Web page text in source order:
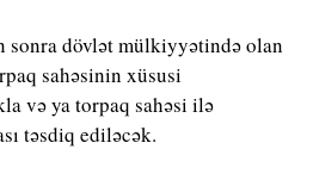
sonra dövlət mülkiyyətində olan
sahəsinin xüsusi
və ya torpaq sahəsi ilə
təsdiq ediləcək.